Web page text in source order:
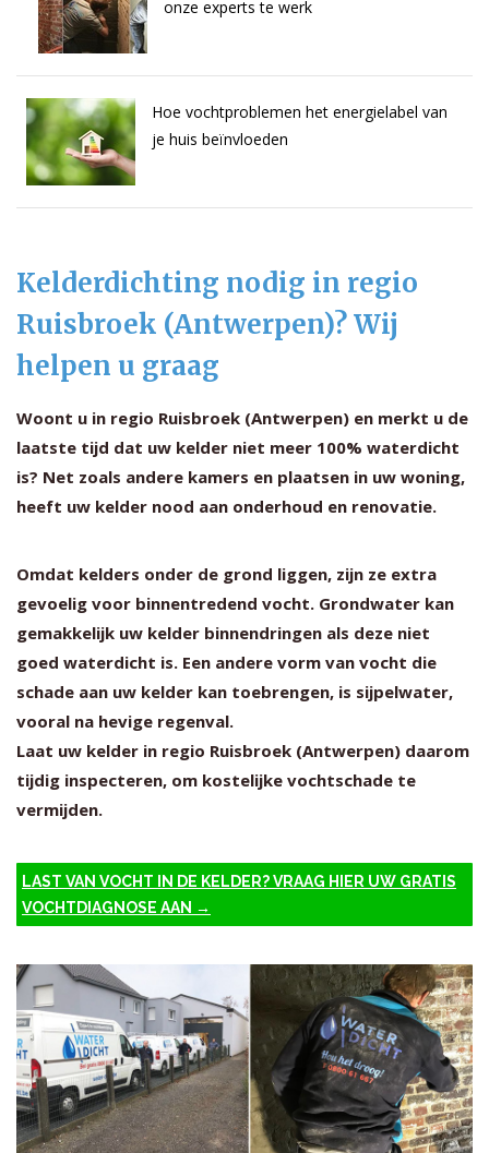
onze experts te werk
Hoe vochtproblemen het energielabel van
je huis beïnvloeden
Kelderdichting nodig in regio
Ruisbroek (Antwerpen)? Wij
helpen u graag
Woont u in regio Ruisbroek (Antwerpen) en merkt u de
laatste tijd dat uw kelder niet meer 100% waterdicht
is? Net zoals andere kamers en plaatsen in uw woning,
heeft uw kelder nood aan onderhoud en renovatie.
Omdat kelders onder de grond liggen, zijn ze extra
gevoelig voor binnentredend vocht. Grondwater kan
gemakkelijk uw kelder binnendringen als deze niet
goed waterdicht is. Een andere vorm van vocht die
schade aan uw kelder kan toebrengen, is sijpelwater,
vooral na hevige regenval.
Laat uw kelder in regio Ruisbroek (Antwerpen) daarom
tijdig inspecteren, om kostelijke vochtschade te
vermijden.
LAST VAN VOCHT IN DE KELDER? VRAAG HIER UW GRATIS
VOCHTDIAGNOSE AAN →